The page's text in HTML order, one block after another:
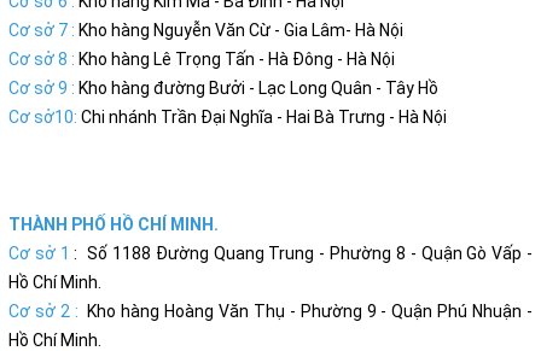
Cơ sở 7 : Kho hàng Nguyễn Văn Cừ - Gia Lâm- Hà Nội
Cơ sở 8 : Kho hàng Lê Trọng Tấn - Hà Đông - Hà Nội
Cơ sở 9 : Kho hàng đường Bưởi - Lạc Long Quân - Tây Hồ
Cơ sở10: Chi nhánh Trần Đại Nghĩa - Hai Bà Trưng - Hà Nội
THÀNH PHỐ HỒ CHÍ MINH.
Cơ sở 1: Số 1188 Đường Quang Trung - Phường 8 - Quận Gò Vấp -
Hồ Chí Minh.
Cơ sở 2 : Kho hàng Hoàng Văn Thụ - Phường 9 - Quận Phú Nhuận -
Hồ Chí Minh.